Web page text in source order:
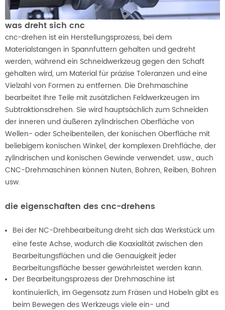
was dreht sich cnc
cnc-drehen ist ein Herstellungsprozess, bei dem
Materialstangen in Spannfuttern gehalten und gedreht
werden, während ein Schneidwerkzeug gegen den Schaft
gehalten wird, um Material für präzise Toleranzen und eine
Vielzahl von Formen zu entfernen. Die Drehmaschine
bearbeitet Ihre Teile mit zusätzlichen Feldwerkzeugen im
Subtraktionsdrehen. Sie wird hauptsächlich zum Schneiden
der inneren und äußeren zylindrischen Oberfläche von
Wellen- oder Scheibenteilen, der konischen Oberfläche mit
beliebigem konischen Winkel, der komplexen Drehfläche, der
zylindrischen und konischen Gewinde verwendet. usw., auch
CNC-Drehmaschinen können Nuten, Bohren, Reiben, Bohren
usw.
die eigenschaften des cnc-drehens
Bei der NC-Drehbearbeitung dreht sich das Werkstück um
eine feste Achse, wodurch die Koaxialität zwischen den
Bearbeitungsflächen und die Genauigkeit jeder
Bearbeitungsfläche besser gewährleistet werden kann.
Der Bearbeitungsprozess der Drehmaschine ist
kontinuierlich, im Gegensatz zum Fräsen und Hobeln gibt es
beim Bewegen des Werkzeugs viele ein- und